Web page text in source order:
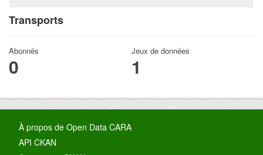
Transports
Abonnés
0
Jeux de données
1
À propos de Open Data CARA
API CKAN